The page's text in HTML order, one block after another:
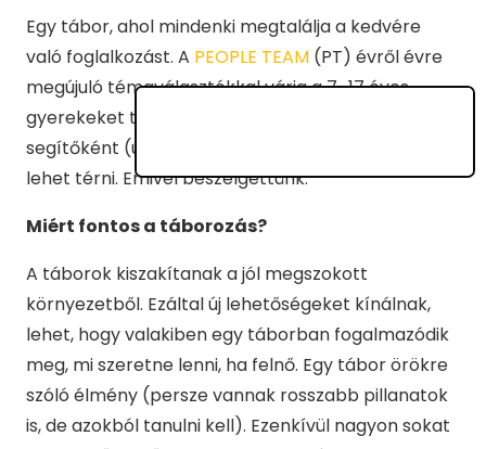
Egy tábor, ahol mindenki megtalálja a kedvére
való foglalkozást. A PEOPLE TEAM (PT) évről évre
megújuló témaválasztékkal várja a 7–17 éves
gyerekeket táboraiba, ahová a 17 éves kort elérve
segítőként (ún. mókusként) és tanárként is vissza
lehet térni. Emivel beszélgettünk.
Miért fontos a táborozás?
A táborok kiszakítanak a jól megszokott
környezetből. Ezáltal új lehetőségeket kínálnak,
lehet, hogy valakiben egy táborban fogalmazódik
meg, mi szeretne lenni, ha felnő. Egy tábor örökre
szóló élmény (persze vannak rosszabb pillanatok
is, de azokból tanulni kell). Ezenkívül nagyon sokat